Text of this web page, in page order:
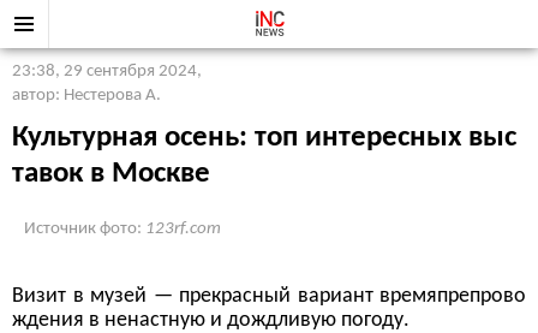
23:38, 29 сентября 2024,
автор: Нестерова А.
Культурная осень: топ интересных выс
тавок в Москве
Источник фото: 123rf.com
Визит в музей — прекрасный вариант времяпрепрово
ждения в ненастную и дождливую погоду.